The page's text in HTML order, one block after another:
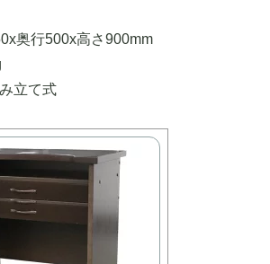
奥行500x高さ900mm
立て式